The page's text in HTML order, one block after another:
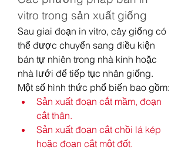
vitro trong sản xuất giống
Sau giai đoạn in vitro, cây giống có
thể được chuyển sang điều kiện
bán tự nhiên trong nhà kính hoặc
nhà lưới để tiếp tục nhân giống.
Một số hình thức phổ biến bao gồm:
Sản xuất đoạn cắt mầm, đoạn
cắt thân.
Sản xuất đoạn cắt chồi lá kép
hoặc đoạn cắt một đốt.